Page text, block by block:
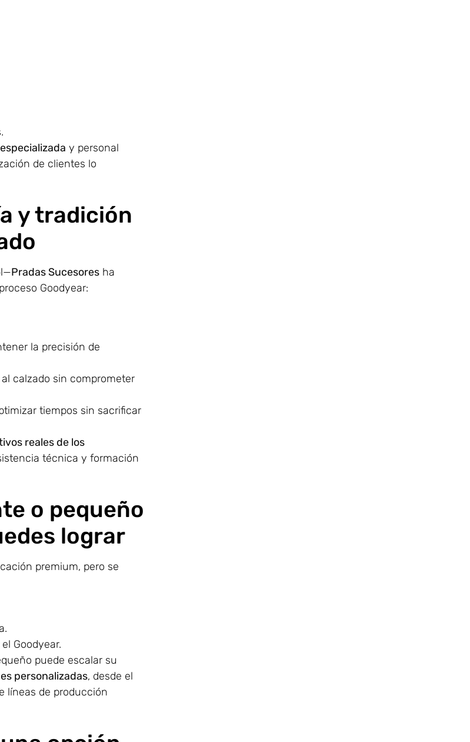
y personal
de clientes lo
y tradición
Pradas Sucesores ha
Goodyear:
la precisión de
calzado sin comprometer
tiempos sin sacrificar
reales de los
técnica y formación
o pequeño
lograr
premium, pero se
Goodyear.
puede escalar su
personalizadas, desde el
líneas de producción